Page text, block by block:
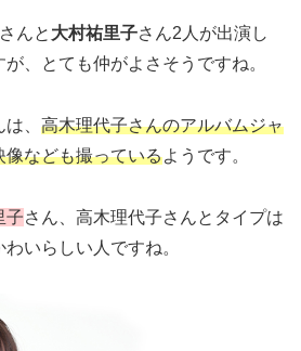
さんと 大村祐里子さん2人が出演し
、とても仲がよさそうですね。
、 高木理代子さんのアルバムジャ
像なども撮っているようです。
子さん、高木理代子さんとタイプは
いらしい人ですね。